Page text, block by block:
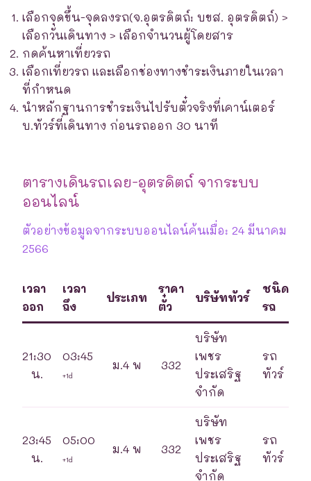
เลือกจุดขึ้น-จุดลงรถ(จ.อุตรดิตถ์: บขส. อุตรดิตถ์) >
เลือกวันเดินทาง > เลือกจำนวนผู้โดยสาร
กดค้นหาเที่ยวรถ
เลือกเที่ยวรถ และเลือกช่องทางชำระเงินภายในเวลา
ที่กำหนด
นำหลักฐานการชำระเงินไปรับตั๋วจริงที่เคาน์เตอร์
บ.ทัวร์ที่เดินทาง ก่อนรถออก 30 นาที
ตารางเดินรถเลย-อุตรดิตถ์ จากระบบ
ออนไลน์
ตัวอย่างข้อมูลจากระบบออนไลน์ค้นเมื่อ: 24 มีนาคม
2566
เวลา
ออก
เวลา
ถึง
ประเภท
ราคา
ตั๋ว
บริษัททัวร์
ชนิด
รถ
21:30
น.
03:45
+1d
ม.4 พ 332
บริษัท
เพชร
ประเสริฐ
จำกัด
รถ
ทัวร์
23:45
น.
05:00
+1d
ม.4 พ 332
บริษัท
เพชร
ประเสริฐ
จำกัด
รถ
ทัวร์